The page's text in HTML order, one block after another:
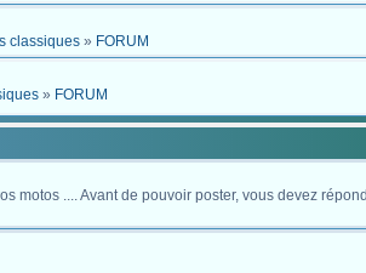
classiques » FORUM
» FORUM
motos .... Avant de pouvoir poster, vous devez